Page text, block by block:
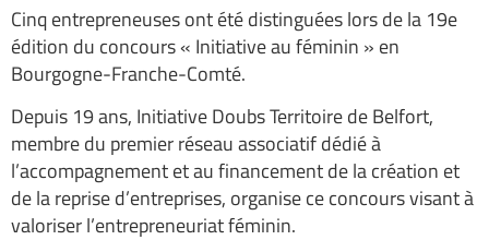
Cinq entrepreneuses ont été distinguées lors de la 19e
édition du concours « Initiative au féminin » en
Bourgogne-Franche-Comté.
Depuis 19 ans, Initiative Doubs Territoire de Belfort,
membre du premier réseau associatif dédié à
l’accompagnement et au financement de la création et
de la reprise d’entreprises, organise ce concours visant à
valoriser l’entrepreneuriat féminin.